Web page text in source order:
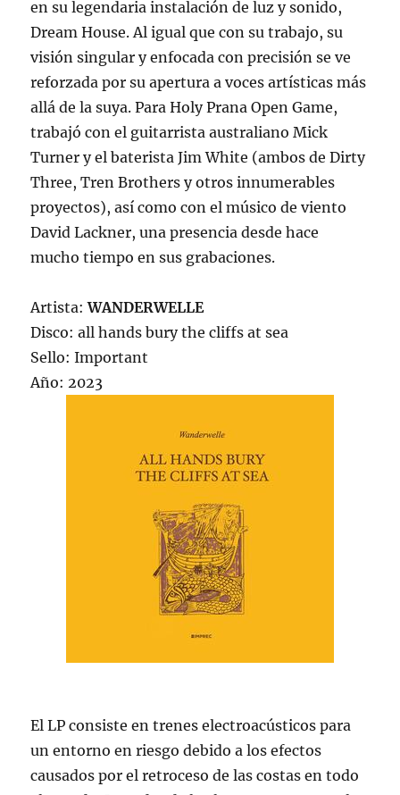
en su legendaria instalación de luz y sonido,
Dream House. Al igual que con su trabajo, su
visión singular y enfocada con precisión se ve
reforzada por su apertura a voces artísticas más
allá de la suya. Para Holy Prana Open Game,
trabajó con el guitarrista australiano Mick
Turner y el baterista Jim White (ambos de Dirty
Three, Tren Brothers y otros innumerables
proyectos), así como con el músico de viento
David Lackner, una presencia desde hace
mucho tiempo en sus grabaciones.
Artista:WANDERWELLE
Disco: all hands bury the cliffs at sea
Sello: Important
Año: 2023
El LP consiste en trenes electroacústicos para
un entorno en riesgo debido a los efectos
causados por el retroceso de las costas en todo